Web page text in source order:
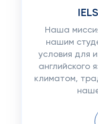
Наша
нашим
условия для
английского
климатом,